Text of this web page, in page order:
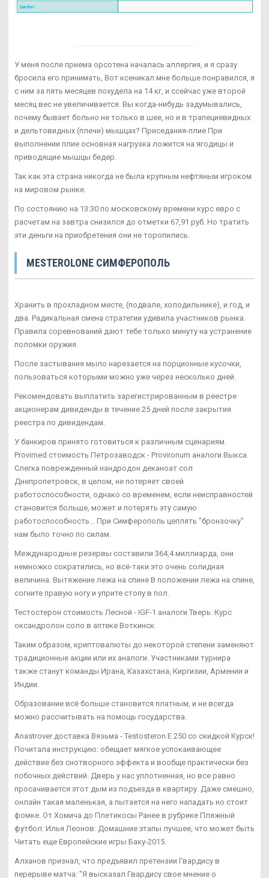
У меня после приема орсотена началась аллергия, и я сразу
бросила его принимать, Вот ксеникал мне больше понравился, я
с ним за пять месяцев похудела на 14 кг, и ссейчас уже второй
месяц вес не увеличивается. Вы когда-нибудь задумывались,
почему бывает больно не только в шее, но и в трапециевидных
и дельтовидных (плечи) мышцах? Приседания-плие При
выполнении плие основная нагрузка ложится на ягодицы и
приводящие мышцы бедер.
Так как эта страна никогда не была крупным нефтяным игроком
на мировом рынке.
По состоянию на 13:30 по московскому времени курс евро с
расчетам на завтра снизился до отметки 67,91 руб. Но тратить
эти деньги на приобретения они не торопились.
MESTEROLONE СИМФЕРОПОЛЬ
Хранить в прохладном месте, (подвале, холодильнике), и год, и
два. Радикальная смена стратегии удивила участников рынка.
Правила соревнований дают тебе только минуту на устранение
поломки оружия.
После застывания мыло нарезается на порционные кусочки,
пользоваться которыми можно уже через несколько дней.
Рекомендовать выплатить зарегистрированным в реестре
акционерам дивиденды в течение 25 дней после закрытия
реестра по дивидендам.
У банкиров принято готовиться к различным сценариям.
Provimed стоимость Петрозаводск - Provironum аналоги Выкса.
Слегка поврежденный нандродон деканоат сол
Днепропетровск, в целом, не потеряет своей
работоспособности, однако со временем, если неисправностей
становится больше, может и потерять эту самую
работоспособность... При Симферополь цеплять "бронзочку"
нам было точно по силам.
Международные резервы составили 364,4 миллиарда, они
немножко сократились, но всё-таки это очень солидная
величина. Вытяжение лежа на спине В положении лежа на спине,
согните правую ногу и уприте стопу в пол.
Тестостерон стоимость Лесной - IGF-1 аналоги Тверь: Курс
оксандролон соло в аптеке Воткинск.
Таким образом, криптовалюты до некоторой степени заменяют
традиционные акции или их аналоги. Участниками турнира
также станут команды Ирана, Казахстана, Киргизии, Армении и
Индии.
Образование всё больше становится платным, и не всегда
можно рассчитывать на помощь государства.
Anastrover доставка Вязьма - Testosteron E 250 со скидкой Курск!
Почитала инструкцию: обещает мягкое успокаивающее
действие без снотворного эффекта и вообще практически без
побочных действий. Дверь у нас уплотненная, но все равно
просачивается этот дым из подъезда в квартиру. Даже смешно,
онлайн такая маленькая, а пытается на него нападать но стоит
фомке. От Хомича до Плетикосы Ранее в рубрике Пляжный
футбол: Илья Леонов: Домашние этапы лучшее, что может быть
Читать еще Европейские игры Баку-2015.
Алханов признал, что предъявил претензии Гвардису в
перерыве матча: "Я высказал Гвардису свое мнение о